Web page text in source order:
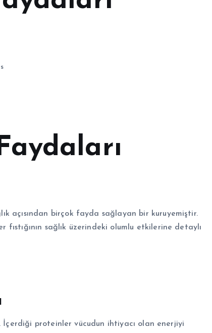
açısından birçok fayda sağlayan bir kuruyemiştir.
fıstığının sağlık üzerindeki olumlu etkilerine detaylı
İçerdiği proteinler vücudun ihtiyacı olan enerjiyi